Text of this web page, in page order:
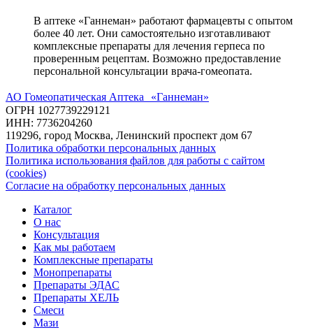
В аптеке «Ганнеман» работают фармацевты с опытом
более 40 лет. Они самостоятельно изготавливают
комплексные препараты для лечения герпеса по
проверенным рецептам. Возможно предоставление
персональной консультации врача-гомеопата.
АО Гомеопатическая Аптека «Ганнеман»
ОГРН 1027739229121
ИНН: 7736204260
119296, город Москва, Ленинский проспект дом 67
Политика обработки персональных данных
Политика использования файлов для работы с сайтом
(cookies)
Согласие на обработку персональных данных
Каталог
О нас
Консультация
Как мы работаем
Комплексные препараты
Монопрепараты
Препараты ЭДАС
Препараты ХЕЛЬ
Смеси
Мази